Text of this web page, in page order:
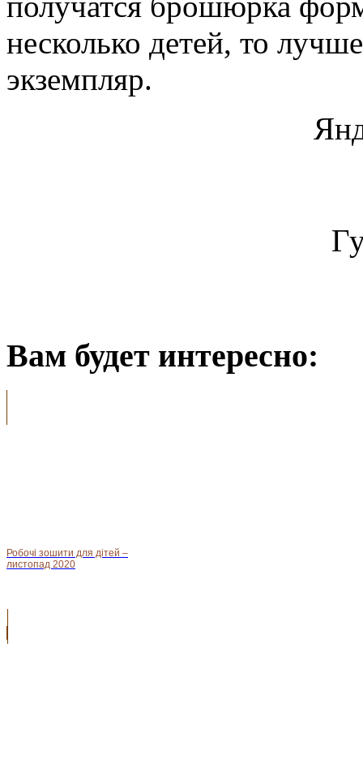
несколько детей, то
экземпляр.
Вам будет интересно:
Робочі зошити для дітей –
листопад 2020